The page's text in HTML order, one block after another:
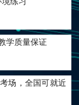
学质量保证
场，全国可就近